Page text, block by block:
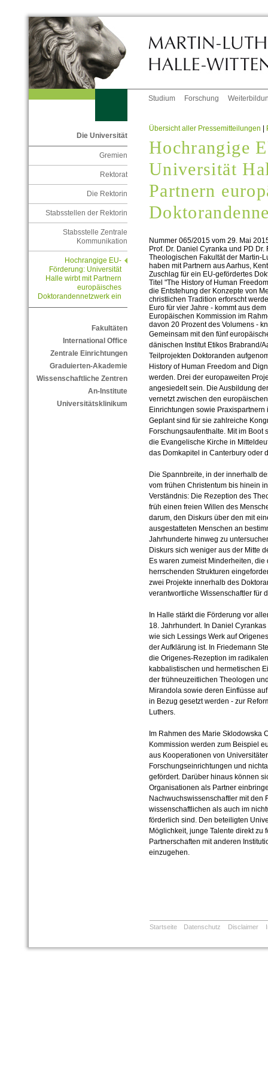
Studium Forschung
Die Universität
Gremien
Rektorat
Die Rektorin
Stabsstellen der Rektorin
Stabsstelle Zentrale
Kommunikation
Hochrangige EU-
Förderung: Universität
Halle wirbt mit Partnern
europäisches
Doktorandennetzwerk ein
Fakultäten
International Office
Zentrale Einrichtungen
Graduierten-Akademie
Wissenschaftliche Zentren
An-Institute
Universitätsklinikum
Übersicht aller Pressemitteilungen |
Hochrangige
Universität
Partnern
Nummer 065/2015 vom 29. Mai
Prof. Dr. Daniel Cyranka und PD
Theologischen Fakultät der Martin-
haben mit Partnern aus Aarhus,
Zuschlag für ein EU-gefördertes
Titel "The History of Human
die Entstehung der Konzepte von
christlichen Tradition erforscht
Euro für vier Jahre - kommt aus
Europäischen Kommission im
davon 20 Prozent des Volumens -
Gemeinsam mit den fünf
dänischen Institut Etikos Brabrand/
Teilprojekten Doktoranden
History of Human Freedom and
werden. Drei der europaweiten
angesiedelt sein. Die Ausbildung
vernetzt zwischen den
Einrichtungen sowie
Geplant sind für sie zahlreiche
Forschungsaufenthalte. Mit im
die Evangelische Kirche in
das Domkapitel in Canterbury oder
Die Spannbreite, in der innerhalb
vom frühen Christentum bis hinein
Verständnis: Die Rezeption des
früh einen freien Willen des
darum, den Diskurs über den mit
ausgestatteten Menschen an
Jahrhunderte hinweg zu
Diskurs sich weniger aus der Mitte
Es waren zumeist Minderheiten,
herrschenden Strukturen
zwei Projekte innerhalb des
verantwortliche Wissenschaftler für
In Halle stärkt die Förderung vor
18. Jahrhundert. In Daniel
wie sich Lessings Werk auf
der Aufklärung ist. In Friedemann
die Origenes-Rezeption im
kabbalistischen und hermetischen
der frühneuzeitlichen Theologen
Mirandola sowie deren Einflüsse
in Bezug gesetzt werden - zur
Luthers.
Im Rahmen des Marie Sklodowska
Kommission werden zum Beispiel
aus Kooperationen von
Forschungseinrichtungen und
gefördert. Darüber hinaus können
Organisationen als Partner
Nachwuchswissenschaftler mit den
wissenschaftlichen als auch im
förderlich sind. Den beteiligten
Möglichkeit, junge Talente direkt zu
Partnerschaften mit anderen
einzugehen.
Startseite Datenschutz Disclaimer